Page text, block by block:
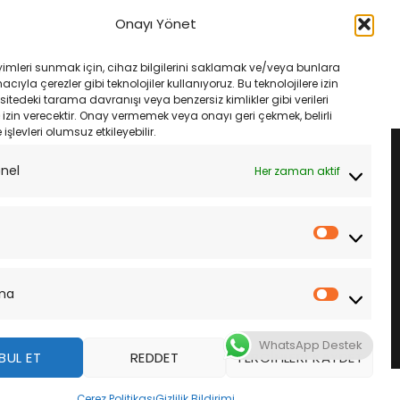
Onayı Yönet
sunmak için, cihaz bilgilerini saklamak ve/veya bunlara
çerezler gibi teknolojiler kullanıyoruz. Bu teknolojilere izin
tarama davranışı veya benzersiz kimlikler gibi verileri
verecektir. Onay vermemek veya onayı geri çekmek, belirli
işlevleri olumsuz etkileyebilir.
Her zaman aktif
İstatistik
ET REDDET TERCIHLERI KAYDET
Crossrunner 15-19
Xrıng
fiyat: andaki
fiyat:
₺6,000.00.
Dıd 525Vx3-118L Gold Zincir (X-
Ring)
fiyat:
₺7,400.00.
andaki
fiyat:
₺6,955.00.
SEPETE EKLE
WhatsApp Destek